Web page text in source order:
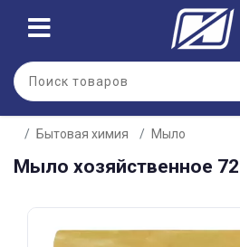
Бытовая химия Мыло
Мыло хозяйственное
Для клиентов всех банков
Разбейте
оплатуна части
без переплат